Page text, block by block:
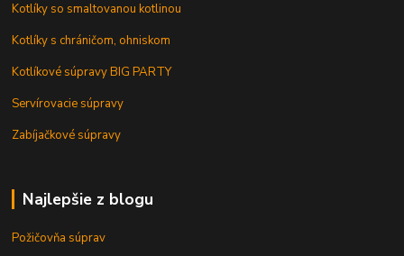
Kotlíky so smaltovanou kotlinou
Kotlíky s chráničom, ohniskom
Kotlíkové súpravy BIG PARTY
Servírovacie súpravy
Zabíjačkové súpravy
Najlepšie z blogu
Požičovňa súprav